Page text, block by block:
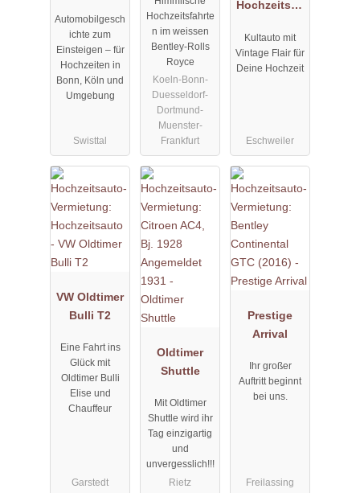
Formal
Limousine
Automobilgesch
ichte zum
Einsteigen – für
Hochzeiten in
Bonn, Köln und
Umgebung
Swisttal
weiss
Hochzeitsfahrte
n im weissen
Bentley-Rolls
Royce
Koeln-Bonn-
Duesseldorf-
Dortmund-
Muenster-
Frankfurt
Hochzeitsau
Samba Bus
türkis-weiss
Kultauto mit
Vintage Flair für
Deine Hochzeit
Eschweiler
VW Oldtimer
Bulli T2
Eine Fahrt ins
Glück mit
Oldtimer Bulli
Elise und
Chauffeur
Garstedt
Oldtimer
Shuttle
Mit Oldtimer
Shuttle wird ihr
Tag einzigartig
und
unvergesslich!!!
Rietz
Prestige
Arrival
Ihr großer
Auftritt beginnt
bei uns.
Freilassing